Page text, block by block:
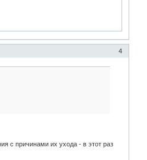
4
с причинами их ухода - в этот раз